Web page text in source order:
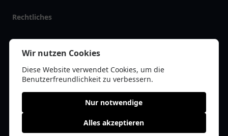
Rechtliches
Impressum
Datenschutz
Kontakt
Wir nutzen Cookies
Diese Website verwendet Cookies, um die
Benutzerfreundlichkeit zu verbessern.
Nur notwendige
Alles akzeptieren